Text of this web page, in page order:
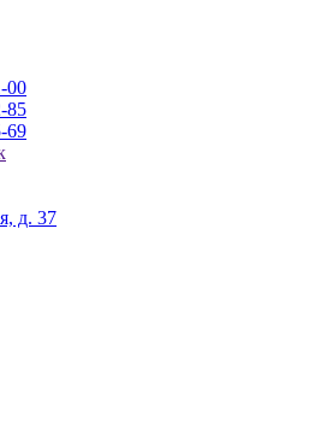
00
85
69
д. 37